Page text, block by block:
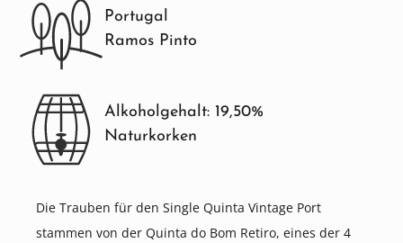
Portugal
Ramos Pinto
Alkoholgehalt: 19,50%
Naturkorken
Die Trauben für den Single Quinta Vintage Port
stammen von der Quinta do Bom Retiro, eines der 4